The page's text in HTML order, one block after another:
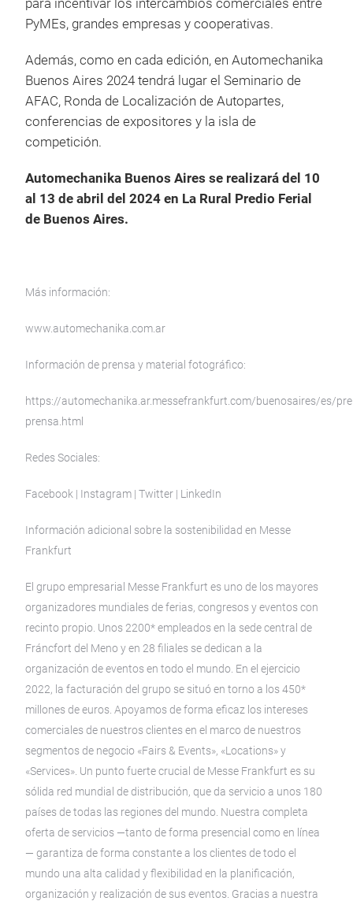
para incentivar los intercambios comerciales entre
PyMEs, grandes empresas y cooperativas.
Además, como en cada edición, en Automechanika
Buenos Aires 2024 tendrá lugar el Seminario de
AFAC, Ronda de Localización de Autopartes,
conferencias de expositores y la isla de
competición.
Automechanika Buenos Aires se realizará del 10
al 13 de abril del 2024 en La Rural Predio Ferial
de Buenos Aires.
Más información:
www.automechanika.com.ar
Información de prensa y material fotográfico:
https://automechanika.ar.messefrankfurt.com/buenosaires/es/
prensa.html
Redes Sociales:
Facebook | Instagram | Twitter | LinkedIn
Información adicional sobre la sostenibilidad en Messe
Frankfurt
El grupo empresarial Messe Frankfurt es uno de los mayores
organizadores mundiales de ferias, congresos y eventos con
recinto propio. Unos 2200* empleados en la sede central de
Fráncfort del Meno y en 28 filiales se dedican a la
organización de eventos en todo el mundo. En el ejercicio
2022, la facturación del grupo se situó en torno a los 450*
millones de euros. Apoyamos de forma eficaz los intereses
comerciales de nuestros clientes en el marco de nuestros
segmentos de negocio «Fairs & Events», «Locations» y
«Services». Un punto fuerte crucial de Messe Frankfurt es su
sólida red mundial de distribución, que da servicio a unos 180
países de todas las regiones del mundo. Nuestra completa
oferta de servicios —tanto de forma presencial como en línea
— garantiza de forma constante a los clientes de todo el
mundo una alta calidad y flexibilidad en la planificación,
organización y realización de sus eventos. Gracias a nuestra